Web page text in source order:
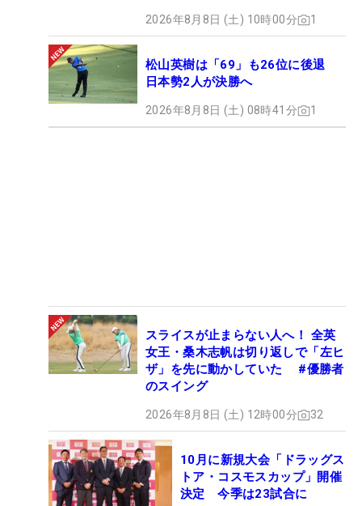
2026年8月8日 (土) 10時00分 1
松山英樹は「69」も26位に後退
日本勢2人が決勝へ
2026年8月8日 (土) 08時41分 1
スライスが止まらない人へ！ 全英
女王・桑木志帆は切り返しで「左ヒ
ザ」を先に動かしていた #優勝者
のスイング
2026年8月8日 (土) 12時00分 32
10月に新規大会「ドラッグス
トア・コスモスカップ」開催
決定 今季は23試合に